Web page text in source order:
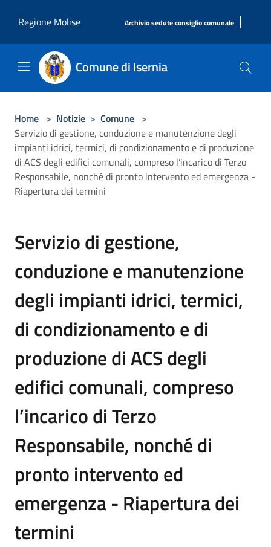
Regione Molise
Archivio sedute consiglio comunale |
Comune di Isernia
Home > Notizie > Comune >
Servizio di gestione, conduzione e manutenzione degli
impianti idrici, termici, di condizionamento e di produzione
di ACS degli edifici comunali, compreso l’incarico di Terzo
Responsabile, nonché di pronto intervento ed emergenza -
Riapertura dei termini
Servizio di gestione,
conduzione e manutenzione
degli impianti idrici, termici,
di condizionamento e di
produzione di ACS degli
edifici comunali, compreso
l’incarico di Terzo
Responsabile, nonché di
pronto intervento ed
emergenza - Riapertura dei
termini